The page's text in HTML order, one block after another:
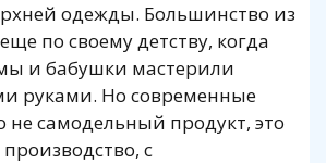
одежды. Большинство из
по своему детству, когда
и бабушки мастерили
руками. Но современные
не самодельный продукт, это
с